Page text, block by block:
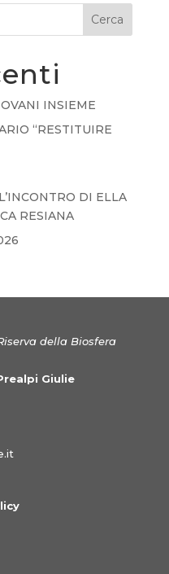
Cerca
INSIEME
“RESTITUIRE
DI ELLA
RESIANA
della Biosfera
Giulie